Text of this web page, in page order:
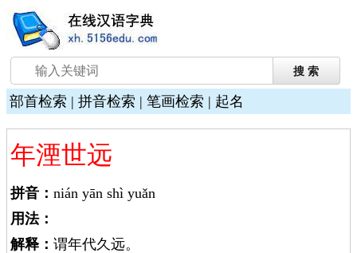
部首检索 | 拼音检索 | 笔画检索 | 起名
年湮世远
拼音： nián yān shì yuǎn
用法：
解释： 谓年代久远。